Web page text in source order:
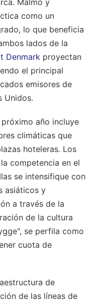
Malmö y
como un
lo que beneficia
lados de la
Denmark proyectan
el principal
emisores de
Unidos.
año incluye
climáticas que
hoteleras. Los
competencia en el
se intensifique con
asiáticos y
a través de la
de la cultura
se perfila como
cuota de
de
de las líneas de